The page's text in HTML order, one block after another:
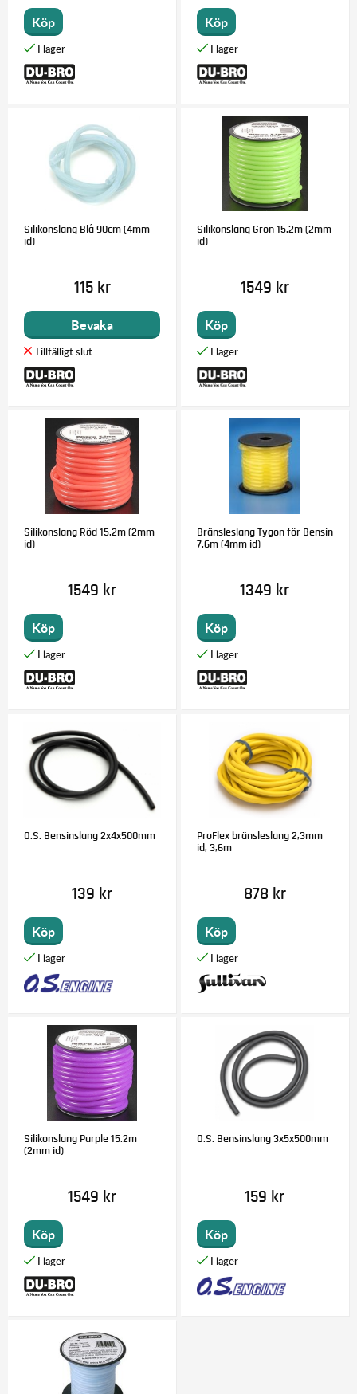
Köp Köp
Silikonslang Blå 90cm (4mm
id)
115 kr
Bevaka
Silikonslang Grön 15.2m (2mm
id)
1549 kr
Köp
Silikonslang Röd 15.2m (2mm
id)
1549 kr
Köp
Bränsleslang Tygon för Bensin
7.6m (4mm id)
1349 kr
Köp
O.S. Bensinslang 2x4x500mm
139 kr
Köp
ProFlex bränsleslang 2,3mm
id, 3,6m
878 kr
Köp
Silikonslang Purple 15.2m
(2mm id)
1549 kr
Köp
O.S. Bensinslang 3x5x500mm
159 kr
Köp